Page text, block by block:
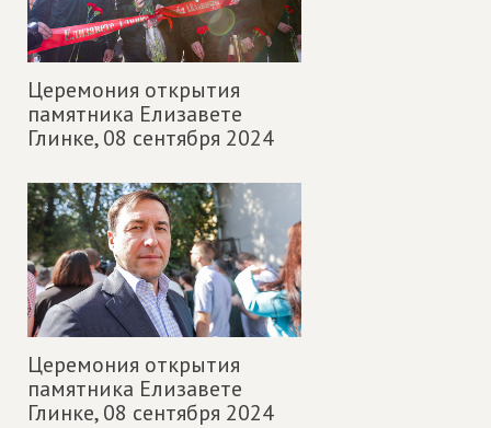
Церемония открытия
памятника Елизавете
Глинке,08 сентября 2024
Церемония открытия
памятника Елизавете
Глинке,08 сентября 2024